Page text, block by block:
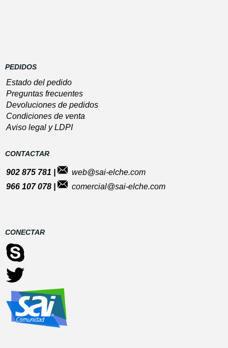
PEDIDOS
Estado del pedido
Preguntas frecuentes
Devoluciones de pedidos
Condiciones de venta
Aviso legal y LDPI
CONTACTAR
902 875 781 |
web@sai-elche.com
966 107 078 |
comercial@sai-elche.com
CONECTAR